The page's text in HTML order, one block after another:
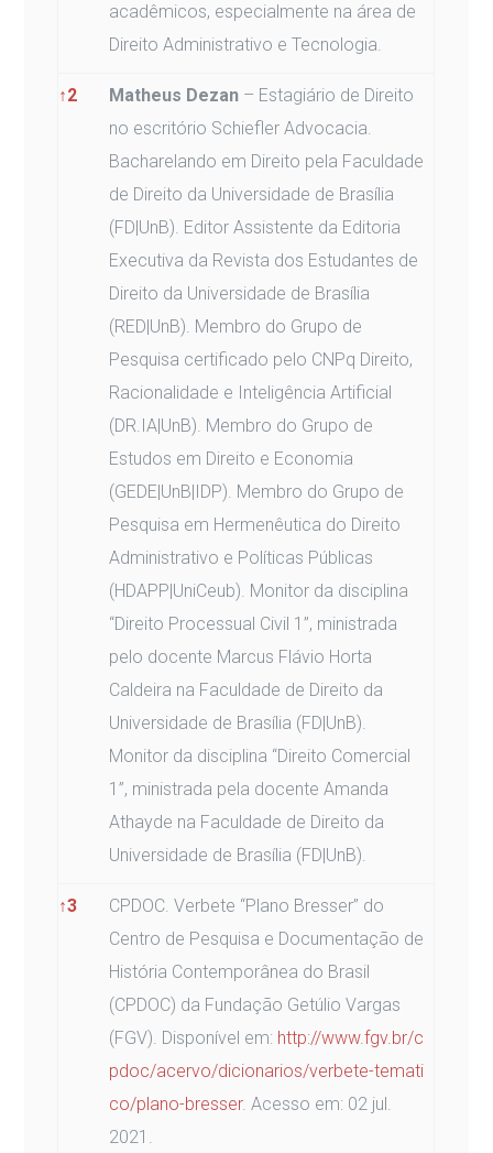
acadêmicos, especialmente na área de
Direito Administrativo e Tecnologia.
↑2 Matheus Dezan – Estagiário de Direito
no escritório Schiefler Advocacia.
Bacharelando em Direito pela Faculdade
de Direito da Universidade de Brasília
(FD|UnB). Editor Assistente da Editoria
Executiva da Revista dos Estudantes de
Direito da Universidade de Brasília
(RED|UnB). Membro do Grupo de
Pesquisa certificado pelo CNPq Direito,
Racionalidade e Inteligência Artificial
(DR.IA|UnB). Membro do Grupo de
Estudos em Direito e Economia
(GEDE|UnB|IDP). Membro do Grupo de
Pesquisa em Hermenêutica do Direito
Administrativo e Políticas Públicas
(HDAPP|UniCeub). Monitor da disciplina
“Direito Processual Civil 1”, ministrada
pelo docente Marcus Flávio Horta
Caldeira na Faculdade de Direito da
Universidade de Brasília (FD|UnB).
Monitor da disciplina “Direito Comercial
1”, ministrada pela docente Amanda
Athayde na Faculdade de Direito da
Universidade de Brasília (FD|UnB).
↑3
CPDOC. Verbete “Plano Bresser” do
Centro de Pesquisa e Documentação de
História Contemporânea do Brasil
(CPDOC) da Fundação Getúlio Vargas
(FGV). Disponível em: http://www.fgv.br/c
pdoc/acervo/dicionarios/verbete-temati
co/plano-bresser. Acesso em: 02 jul.
2021.